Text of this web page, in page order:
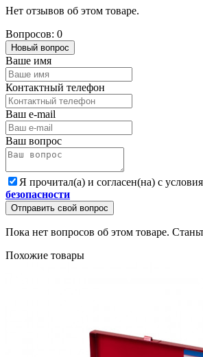
Нет отзывов об этом товаре.
Вопросов: 0
Новый вопрос
Ваше имя
Контактный телефон
Ваш e-mail
Ваш вопрос
Я прочитал(а) и согласен(на) с
безопасности
Отправить свой вопрос
Пока нет вопросов об этом товаре.
Похожие товары